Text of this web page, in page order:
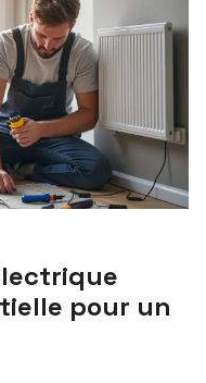
pour un